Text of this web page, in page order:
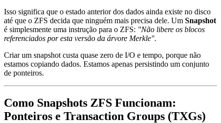
Isso significa que o estado anterior dos dados ainda existe no disco
até que o ZFS decida que ninguém mais precisa dele. Um Snapshot
é simplesmente uma instrução para o ZFS: "Não libere os blocos
referenciados por esta versão da árvore Merkle".
Criar um snapshot custa quase zero de I/O e tempo, porque não
estamos copiando dados. Estamos apenas persistindo um conjunto
de ponteiros.
Como Snapshots ZFS Funcionam:
Ponteiros e Transaction Groups (TXGs)